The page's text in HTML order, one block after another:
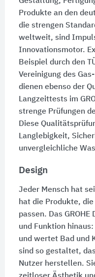
Produkte an den
die strengen
weltweit, sind
Innovationsmotor.
Beispiel durch den
Vereinigung des
dienen ebenso der
Langzeittests im
strenge Prüfungen
Diese
Langlebigkeit,
unvergleichliche
Design
Jeder Mensch hat
hat die Produkte,
passen. Das
und Funktion
und wertet Bad und
sind so gestaltet,
Nutzer herstellen.